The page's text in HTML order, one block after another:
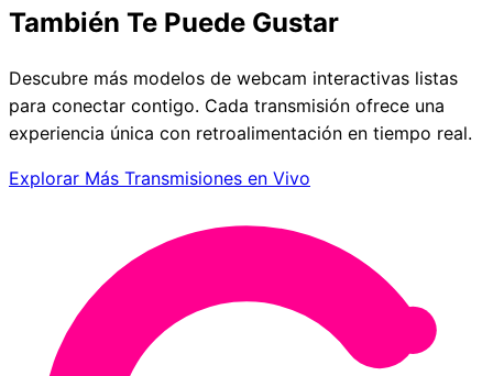
También Te Puede Gustar
Descubre más modelos de webcam interactivas listas
para conectar contigo. Cada transmisión ofrece una
experiencia única con retroalimentación en tiempo real.
Explorar Más Transmisiones en Vivo